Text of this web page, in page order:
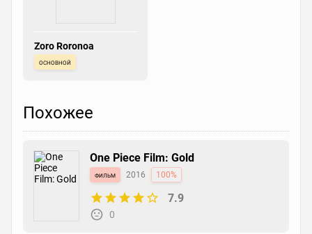
Zoro Roronoa
основной
Похожее
One Piece Film: Gold
фильм 2016 100%
7.9
0